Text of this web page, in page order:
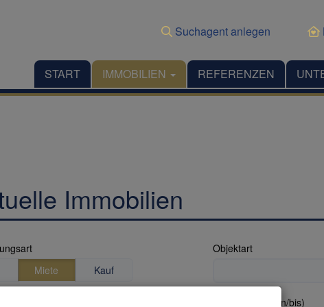
Suchagent anlegen
START IMMOBILIEN REFERENZEN
Immobilien
Miete Kauf
Objektart
Wohnfläche (von/bis)